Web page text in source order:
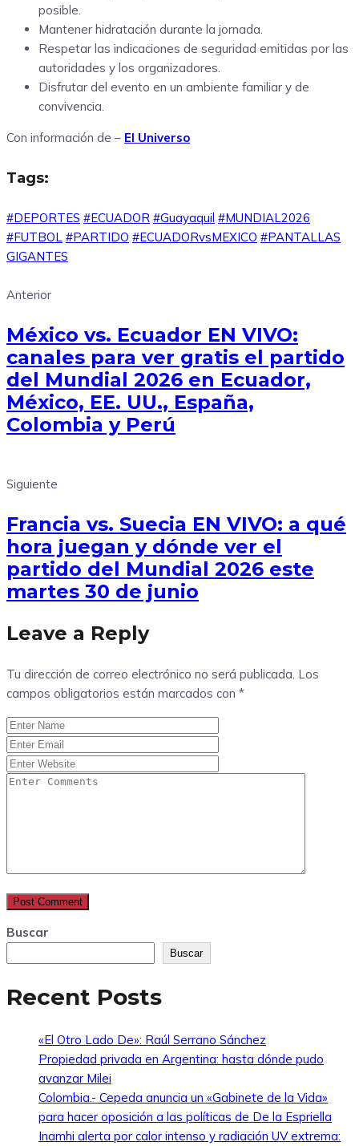
posible.
Mantener hidratación durante la jornada.
Respetar las indicaciones de seguridad emitidas por las
autoridades y los organizadores.
Disfrutar del evento en un ambiente familiar y de
convivencia.
Con información de – El Universo
Tags:
#DEPORTES #ECUADOR #Guayaquil #MUNDIAL2026
#FUTBOL #PARTIDO #ECUADORvsMEXICO #PANTALLAS
GIGANTES
Anterior
México vs. Ecuador EN VIVO:
canales para ver gratis el partido
del Mundial 2026 en Ecuador,
México, EE. UU., España,
Colombia y Perú
Siguiente
Francia vs. Suecia EN VIVO: a qué
hora juegan y dónde ver el
partido del Mundial 2026 este
martes 30 de junio
Leave a Reply
Tu dirección de correo electrónico no será publicada. Los
campos obligatorios están marcados con *
Buscar
Buscar
Recent Posts
«El Otro Lado De»: Raúl Serrano Sánchez
Propiedad privada en Argentina: hasta dónde pudo
avanzar Milei
Colombia.- Cepeda anuncia un «Gabinete de la Vida»
para hacer oposición a las políticas de De la Espriella
Inamhi alerta por calor intenso y radiación UV extrema: